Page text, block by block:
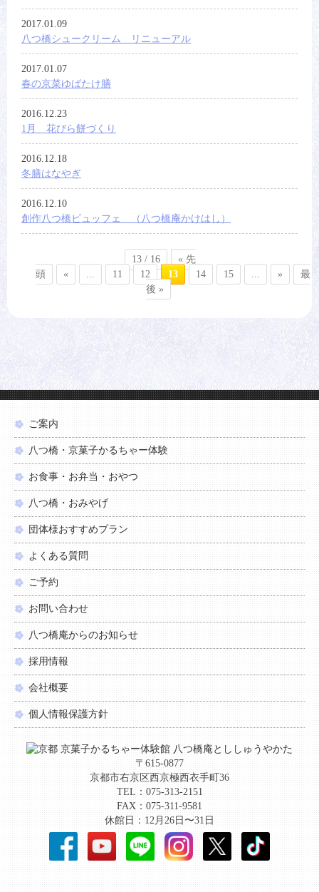
2017.01.09
八つ橋シュークリーム リニューアル
2017.01.07
春の京菜ゆばたけ膳
2016.12.23
1月 花びら餅づくり
2016.12.18
冬膳はなやぎ
2016.12.10
創作八つ橋ビュッフェ （八つ橋庵かけはし）
13 / 16
« 先
頭
« 11 12 13 14 15 »
最
後 »
ご案内
八つ橋・京菓子かるちゃー体験
お食事・お弁当・おやつ
八つ橋・おみやげ
団体様おすすめプラン
よくある質問
ご予約
お問い合わせ
八つ橋庵からのお知らせ
採用情報
会社概要
個人情報保護方針
〒615-0877
京都市右京区西京極西衣手町36
TEL：075-313-2151
FAX：075-311-9581
休館日：12月26日〜31日